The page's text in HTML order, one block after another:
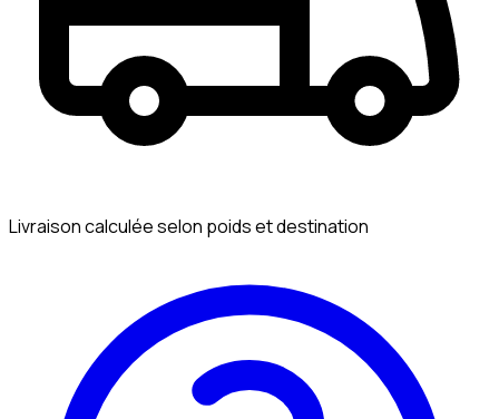
Livraison calculée selon poids et destination